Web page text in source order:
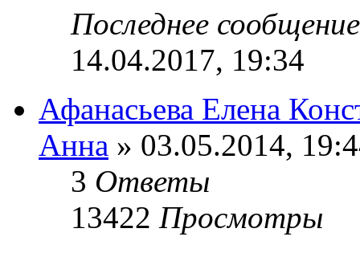
Последнее
14.04.2017, 19:34
Афанасьева Елена
Анна » 03.05.2014,
3 Ответы
13422 Просмотры